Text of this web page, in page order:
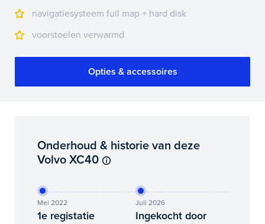
navigatiesysteem full map + hard disk
voorstoelen verwarmd
Opties & accessoires
Onderhoud & historie van deze
Volvo XC40
Mei 2022
1e registatie
Juli 2026
Ingekocht door